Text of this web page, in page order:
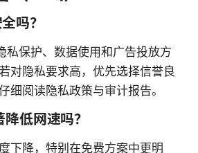
吗？
私保护、数据使用和广告投放方
对隐私要求高，优先选择信誉良
细阅读隐私政策与审计报告。
低网速吗？
下降，特别在免费方案中更明